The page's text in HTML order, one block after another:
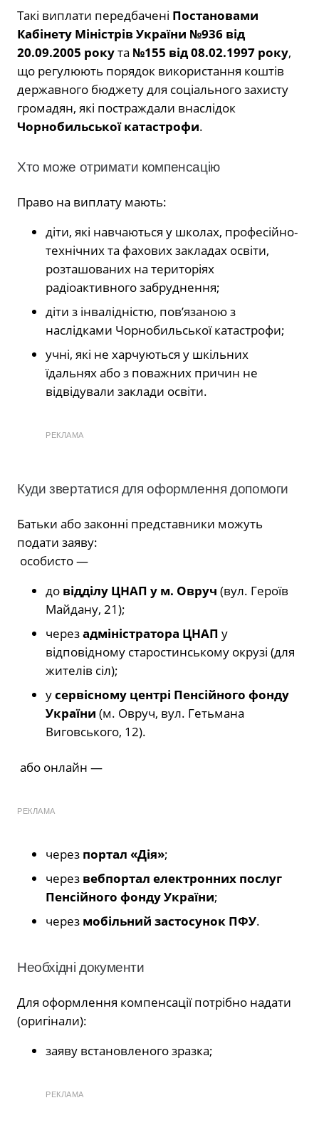
Такі виплати передбачені Постановами
Кабінету Міністрів України №936 від
20.09.2005 рокута №155 від 08.02.1997 року,
що регулюють порядок використання коштів
державного бюджету для соціального захисту
громадян, які постраждали внаслідок
Чорнобильської катастрофи.
Хто може отримати компенсацію
Право на виплату мають:
діти, які навчаються у школах, професійно-
технічних та фахових закладах освіти,
розташованих на територіях
радіоактивного забруднення;
діти з інвалідністю, пов’язаною з
наслідками Чорнобильської катастрофи;
учні, які не харчуються у шкільних
їдальнях або з поважних причин не
відвідували заклади освіти.
РЕКЛАМА
Куди звертатися для оформлення допомоги
Батьки або законні представники можуть
подати заяву:
особисто —
до відділу ЦНАП у м. Овруч (вул. Героїв
Майдану, 21);
черезадміністратора ЦНАП у
відповідному старостинському окрузі (для
жителів сіл);
усервісному центрі Пенсійного фонду
України (м. Овруч, вул. Гетьмана
Виговського, 12).
або онлайн —
РЕКЛАМА
через портал «Дія»;
через вебпортал електронних послуг
Пенсійного фонду України;
через мобільний застосунок ПФУ.
Необхідні документи
Для оформлення компенсації потрібно надати
(оригінали):
заяву встановленого зразка;
РЕКЛАМА